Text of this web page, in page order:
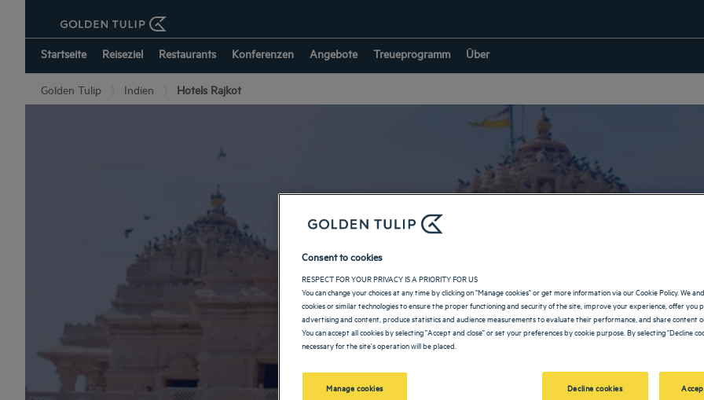
Startseite Reiseziel Restaurants Konferenzen Angebote Treueprogramm Über
Golden Tulip Indien Hotels Rajkot
Hotels in Rajkot
ZURÜCK ZU INDIEN
Consent to cookies
RESPECT FOR YOUR PRIVACY IS A PRIORITY FOR US
You can change your choices at any time by clicking on "Manage cookies" or get more information via our Cookie Policy. We
cookies or similar technologies to ensure the proper functioning and security of the site, improve your experience, offer you
advertising and content, produce statistics and audience measurements to evaluate their performance, and share content
You can accept all cookies by selecting "Accept and close" or set your preferences by cookie purpose. By selecting "Decline
necessary for the site's operation will be placed.
Manage cookies Decline cookies